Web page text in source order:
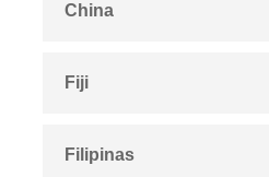
China
Fiji
Filipinas